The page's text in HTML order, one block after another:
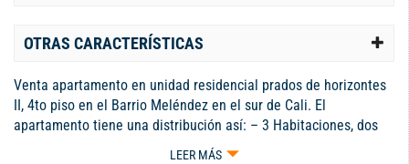
OTRAS CARACTERÍSTICAS
Venta apartamento en unidad residencial prados de horizontes
II, 4to piso en el Barrio Meléndez en el sur de Cali. El
apartamento tiene una distribución así: – 3 Habitaciones, dos
con closet – 1 baño – Cocina semi-integral – Sala-comedor –
LEER MÁS